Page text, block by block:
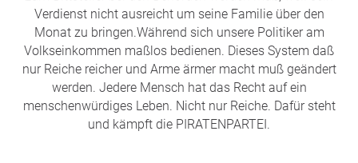
Verdienst nicht ausreicht um seine Familie über den
Monat zu bringen.Während sich unsere Politiker am
Volkseinkommen maßlos bedienen. Dieses System daß
nur Reiche reicher und Arme ärmer macht muß geändert
werden. Jedere Mensch hat das Recht auf ein
menschenwürdiges Leben. Nicht nur Reiche. Dafür steht
und kämpft die PIRATENPARTEI.